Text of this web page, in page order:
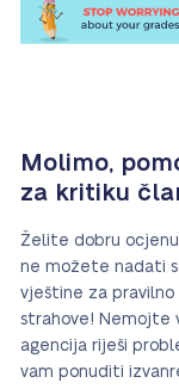
Molimo,
za kritiku
Želite dobru
ne možete nadati
vještine za
strahove! Nemojte
agencija riješi
vam ponuditi